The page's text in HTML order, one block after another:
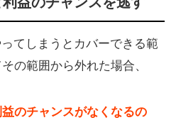
てしまうとカバーできる範
の範囲から外れた場合、
のチャンスがなくなるの